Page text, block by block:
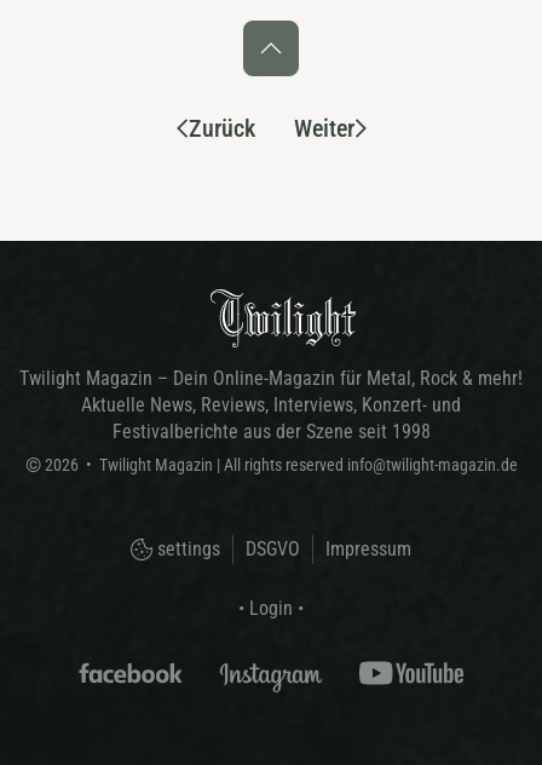
Zurück Weiter
Twilight Magazin – Dein Online-Magazin für Metal, Rock & mehr!
Aktuelle News, Reviews, Interviews, Konzert- und
Festivalberichte aus der Szene seit 1998
© 2026 • Twilight Magazin | All rights reserved info@twilight-magazin.de
settings DSGVO Impressum
• Login •